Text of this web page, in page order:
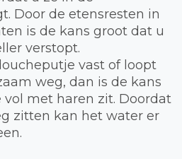
Door de etensresten in
is de kans groot dat u
verstopt.
vast of loopt
weg, dan is de kans
met haren zit. Doordat
zitten kan het water er